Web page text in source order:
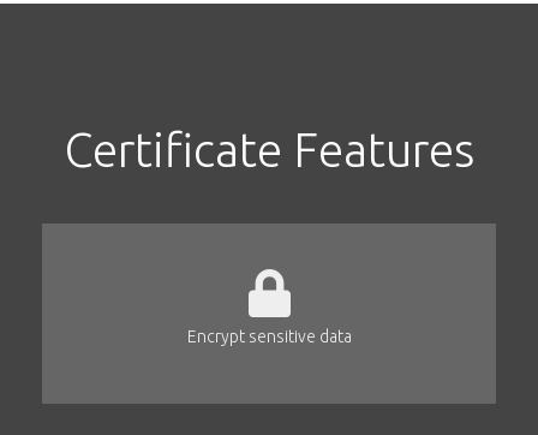
Certificate Features
Encrypt sensitive data